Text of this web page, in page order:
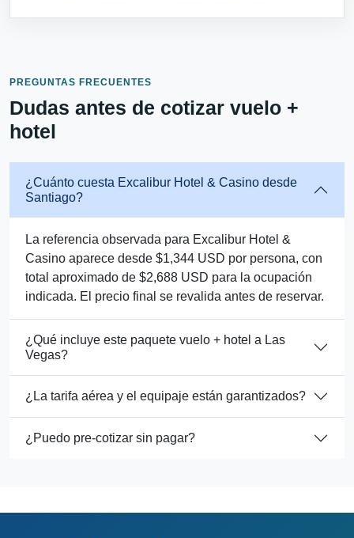
PREGUNTAS FRECUENTES
Dudas antes de cotizar vuelo +
hotel
¿Cuánto cuesta Excalibur Hotel & Casino desde
Santiago?
La referencia observada para Excalibur Hotel &
Casino aparece desde $1,344 USD por persona, con
total aproximado de $2,688 USD para la ocupación
indicada. El precio final se revalida antes de reservar.
¿Qué incluye este paquete vuelo + hotel a Las
Vegas?
¿La tarifa aérea y el equipaje están garantizados?
¿Puedo pre-cotizar sin pagar?